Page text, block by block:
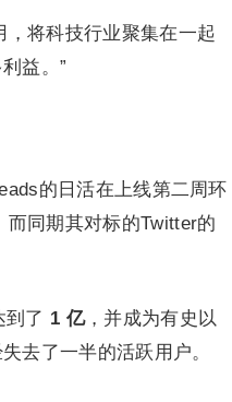
，将科技行业聚集在一起
益。”
的日活在上线第二周环
而同期其对标的Twitter的
了 1 亿，并成为有史以
去了一半的活跃用户。